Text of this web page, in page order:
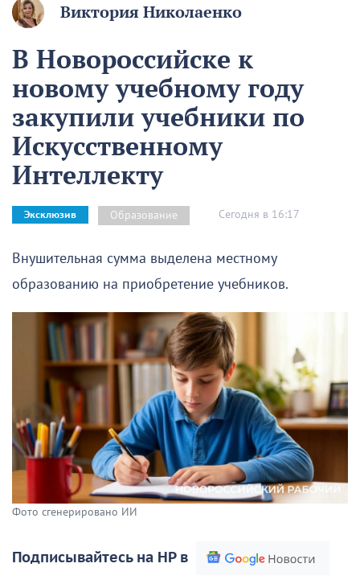
Виктория Николаенко
В Новороссийске к
новому учебному году
закупили учебники по
Искусственному
Интеллекту
Эксклюзив Образование Сегодня в 16:17
Внушительная сумма выделена местному
образованию на приобретение учебников.
Фото сгенерировано ИИ
Подписывайтесь на НР в